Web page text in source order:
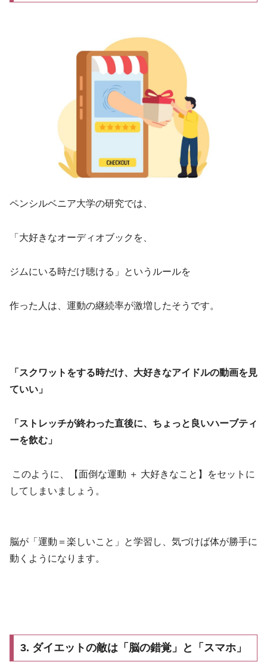
ペンシルベニア大学の研究では、
「大好きなオーディオブックを、
ジムにいる時だけ聴ける」というルールを
作った人は、運動の継続率が激増したそうです。
「スクワットをする時だけ、大好きなアイドルの動画を見
ていい」
「ストレッチが終わった直後に、ちょっと良いハーブティ
ーを飲む」
このように、【面倒な運動 ＋ 大好きなこと】をセットに
してしまいましょう。
脳が「運動＝楽しいこと」と学習し、気づけば体が勝手に
動くようになります。
3. ダイエットの敵は「脳の錯覚」と「スマホ」